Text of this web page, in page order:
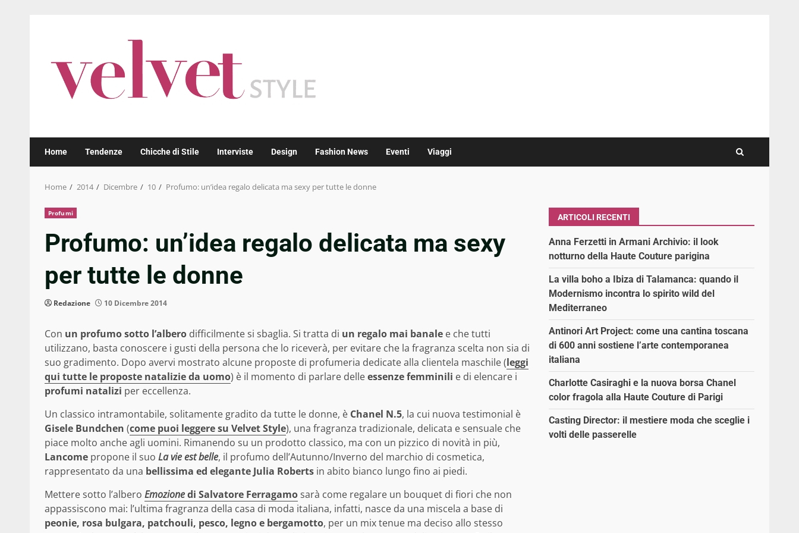
Home Tendenze Chicche di Stile Interviste Design Fashion News Eventi Viaggi
Home 2014 Dicembre 10 Profumo: un’idea regalo delicata ma sexy per tutte le donne
Profumi
Profumo: un’idea regalo delicata ma sexy
per tutte le donne
Redazione 10 Dicembre 2014
Con un profumo sotto l’albero difficilmente si sbaglia. Si tratta di un regalo mai banale e che tutti
utilizzano, basta conoscere i gusti della persona che lo riceverà, per evitare che la fragranza scelta non sia di
suo gradimento. Dopo avervi mostrato alcune proposte di profumeria dedicate alla clientela maschile (leggi
qui tutte le proposte natalizie da uomo) è il momento di parlare delleessenze femminili e di elencare i
profumi natalizi per eccellenza.
Un classico intramontabile, solitamente gradito da tutte le donne, è Chanel N.5, la cui nuova testimonial è
Gisele Bundchen (come puoi leggere su Velvet Style), una fragranza tradizionale, delicata e sensuale che
piace molto anche agli uomini. Rimanendo su un prodotto classico, ma con un pizzico di novità in più,
Lancome propone il suo La vie est belle, il profumo dell’Autunno/Inverno del marchio di cosmetica,
rappresentato da una bellissima ed elegante Julia Roberts in abito bianco lungo fino ai piedi.
Mettere sotto l’albero Emozionedi Salvatore Ferragamosarà come regalare un bouquet di fiori che non
appassiscono mai: l’ultima fragranza della casa di moda italiana, infatti, nasce da una miscela a base di
peonie, rosa bulgara, patchouli, pesco, legno e bergamotto, per un mix tenue ma deciso allo stesso
ARTICOLI RECENTI
Anna Ferzetti in Armani Archivio: il look
notturno della Haute Couture parigina
La villa boho a Ibiza di Talamanca: quando il
Modernismo incontra lo spirito wild del
Mediterraneo
Antinori Art Project: come una cantina toscana
di 600 anni sostiene l’arte contemporanea
italiana
Charlotte Casiraghi e la nuova borsa Chanel
color fragola alla Haute Couture di Parigi
Casting Director: il mestiere moda che sceglie i
volti delle passerelle